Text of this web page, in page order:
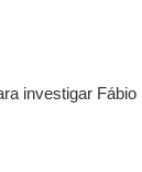
investigar Fábio